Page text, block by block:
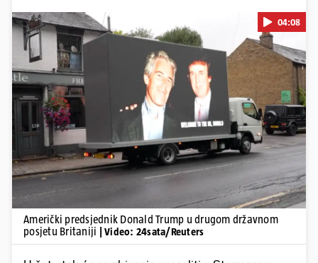
Pokretanje videa...
04:08
Američki predsjednik Donald Trump u drugom državnom
posjetu Britaniji
| Video: 24sata/Reuters